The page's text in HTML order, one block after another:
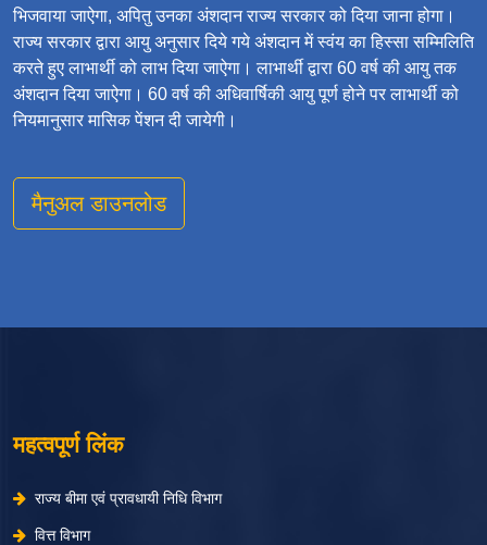
भिजवाया जाऐगा, अपितु उनका अंशदान राज्य सरकार को दिया जाना होगा।
राज्य सरकार द्वारा आयु अनुसार दिये गये अंशदान में स्वंय का हिस्सा सम्मिलिति
करते हुए लाभार्थी को लाभ दिया जाऐगा। लाभार्थी द्वारा 60 वर्ष की आयु तक
अंशदान दिया जाऐगा। 60 वर्ष की अधिवार्षिकी आयु पूर्ण होने पर लाभार्थी को
नियमानुसार मासिक पेंशन दी जायेगी।
मैनुअल डाउनलोड
महत्वपूर्ण लिंक
राज्य बीमा एवं प्रावधायी निधि विभाग
वित्त विभाग